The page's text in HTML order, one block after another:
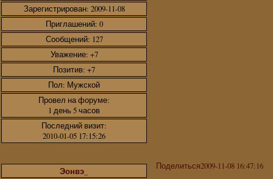
Зарегистрирован: 2009-11-08
Приглашений: 0
Сообщений: 127
Уважение: +7
Позитив: +7
Пол: Мужской
Провел на форуме:
1 день 5 часов
Последний визит:
2010-01-05 17:15:26
Поделиться2009-11-08 16:47:16
Эонвэ_